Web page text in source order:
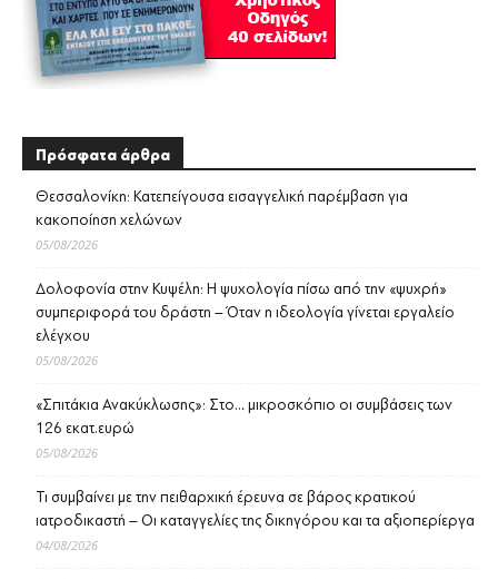
Πρόσφατα άρθρα
Θεσσαλονίκη: Κατεπείγουσα εισαγγελική παρέμβαση για
κακοποίηση χελώνων
05/08/2026
Δολοφονία στην Κυψέλη: Η ψυχολογία πίσω από την «ψυχρή»
συμπεριφορά του δράστη – Όταν η ιδεολογία γίνεται εργαλείο
ελέγχου
05/08/2026
«Σπιτάκια Ανακύκλωσης»: Στο… μικροσκόπιο οι συμβάσεις των
126 εκατ.ευρώ
05/08/2026
Τι συμβαίνει με την πειθαρχική έρευνα σε βάρος κρατικού
ιατροδικαστή – Οι καταγγελίες της δικηγόρου και τα αξιοπερίεργα
04/08/2026